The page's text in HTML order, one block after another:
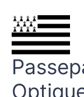
contenu